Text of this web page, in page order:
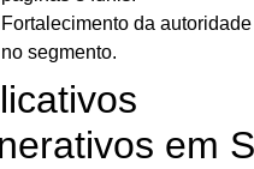
Fortalecimento da
no segmento.
em